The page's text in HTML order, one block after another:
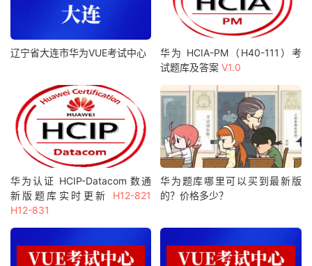
辽宁省大连市华为VUE考试中心
华为 HCIA-PM（H40-111）考
试题库及答案V1.0
华为认证 HCIP-Datacom 数通
新版题库实时更新 H12-821
H12-831
华为题库哪里可以买到最新版
的？价格多少？